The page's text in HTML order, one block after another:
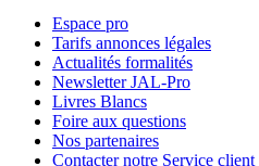
Espace pro
Tarifs annonces légales
Actualités formalités
Newsletter JAL-Pro
Livres Blancs
Foire aux questions
Nos partenaires
Contacter notre Service client